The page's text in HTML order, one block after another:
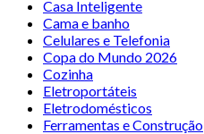
Casa Inteligente
Cama e banho
Celulares e Telefonia
Copa do Mundo 2026
Cozinha
Eletroportáteis
Eletrodomésticos
Ferramentas e Construção